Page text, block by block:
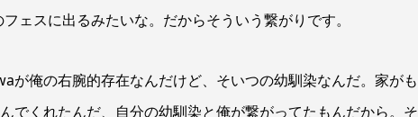
ェスに出るみたいな。だからそういう繋がりです。
が俺の右腕的存在なんだけど、そいつの幼馴染なんだ。家がも
でくれたんだ、自分の幼馴染と俺が繋がってたもんだから。そ